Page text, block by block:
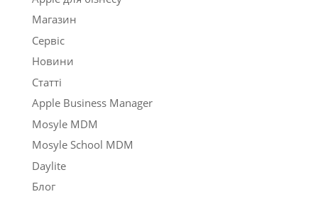
Магазин
Сервіс
Новини
Статті
Apple Business Manager
Mosyle MDM
Mosyle School MDM
Daylite
Блог